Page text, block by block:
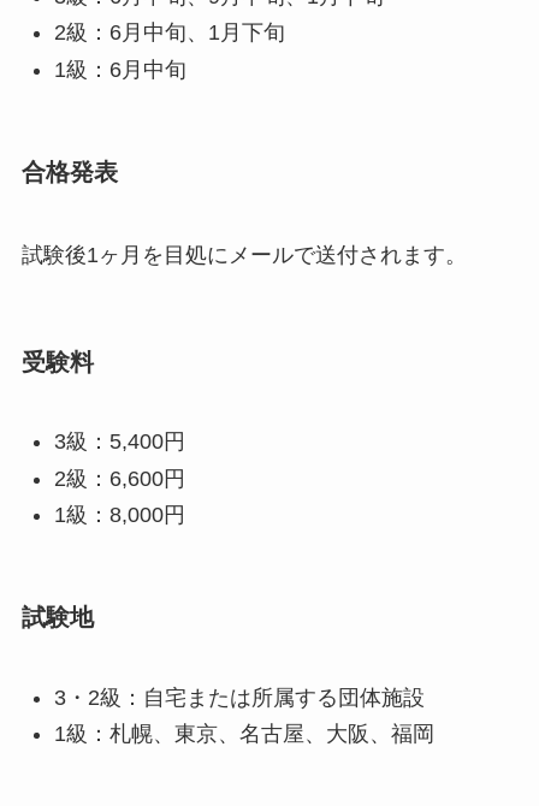
2級：6月中旬、1月下旬
1級：6月中旬
合格発表
試験後1ヶ月を目処にメールで送付されます。
受験料
3級：5,400円
2級：6,600円
1級：8,000円
試験地
3・2級：自宅または所属する団体施設
1級：札幌、東京、名古屋、大阪、福岡